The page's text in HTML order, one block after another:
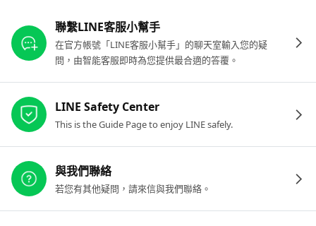
聯繫LINE客服小幫手
在官方帳號「LINE客服小幫手」的聊天室輸入您的疑
問，由智能客服即時為您提供最合適的答覆。
LINE Safety Center
This is the Guide Page to enjoy LINE safely.
與我們聯絡
若您有其他疑問，請來信與我們聯絡。